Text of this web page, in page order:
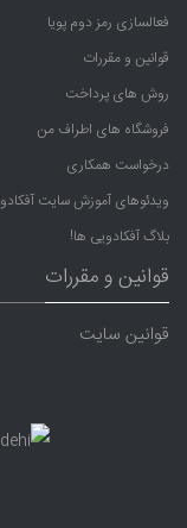
فعالسازی رمز دوم پویا
قوانین و مقررات
روش های پرداخت
فروشگاه های اطراف من
درخواست همکاری
ویدئوهای آموزش سایت آفکادو
بلاگ آفکادویی ها!
قوانین و مقررات
قوانین سایت